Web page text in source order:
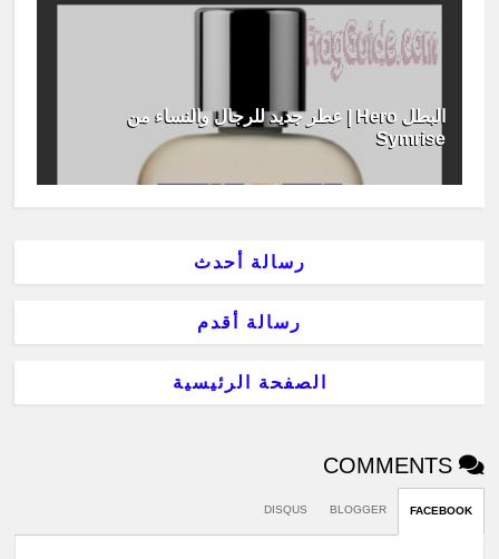
البطل Hero | عطر جديد للرجال والنساء من
Symrise
رسالة أحدث
رسالة أقدم
الصفحة الرئيسية
COMMENTS
FACEBOOK
BLOGGER
DISQUS